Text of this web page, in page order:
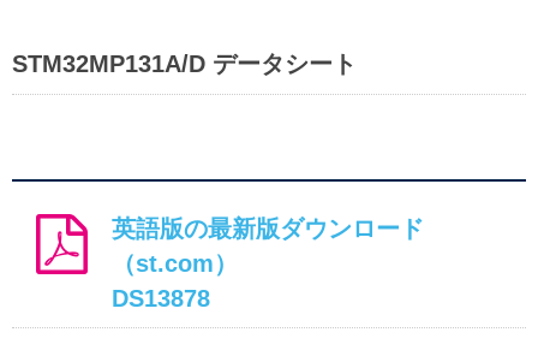
STM32MP131A/D データシート
英語版の最新版ダウンロード
（st.com）
DS13878